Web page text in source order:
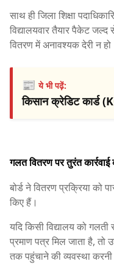
साथ ही जिला शिक्षा
विद्यालयवार तैयार पैकेट
वितरण में अनावश्यक देरी न
📰ये भी पढ़ें:
किसान क्रेडिट कार्ड
गलत वितरण पर तुरंत कार्रवाई
बोर्ड ने वितरण प्रक्रिया को
किए हैं।
यदि किसी विद्यालय को
प्रमाण पत्र मिल जाता है,
तक पहुंचाने की व्यवस्था करनी